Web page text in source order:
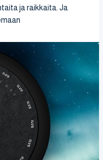
ja raikkaita. Ja